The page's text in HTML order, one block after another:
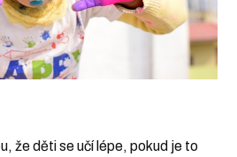
že děti se učí lépe, pokud je to